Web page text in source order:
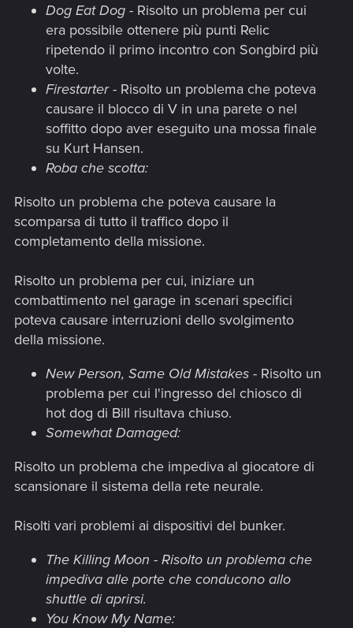
Dog Eat Dog - Risolto un problema per cui
era possibile ottenere più punti Relic
ripetendo il primo incontro con Songbird più
volte.
Firestarter- Risolto un problema che poteva
causare il blocco di V in una parete o nel
soffitto dopo aver eseguito una mossa finale
su Kurt Hansen.
Roba che scotta:
Risolto un problema che poteva causare la
scomparsa di tutto il traffico dopo il
completamento della missione.
Risolto un problema per cui, iniziare un
combattimento nel garage in scenari specifici
poteva causare interruzioni dello svolgimento
della missione.
New Person, Same Old Mistakes - Risolto un
problema per cui l'ingresso del chiosco di
hot dog di Bill risultava chiuso.
Somewhat Damaged:
Risolto un problema che impediva al giocatore di
scansionare il sistema della rete neurale.
Risolti vari problemi ai dispositivi del bunker.
The Killing Moon - Risolto un problema che
impediva alle porte che conducono allo
shuttle di aprirsi.
You Know My Name: